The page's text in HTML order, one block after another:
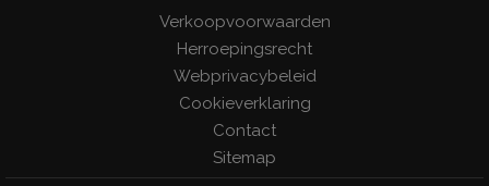
Verkoopvoorwaarden
Herroepingsrecht
Webprivacybeleid
Cookieverklaring
Contact
Sitemap